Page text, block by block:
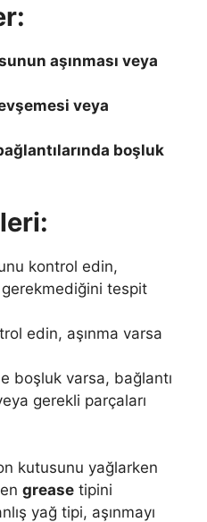
aşınması veya
veya
boşluk
kontrol edin,
tespit
edin, aşınma varsa
boşluk varsa, bağlantı
gerekli parçaları
kutusunu yağlarken
grease tipini
yağ tipi, aşınmayı